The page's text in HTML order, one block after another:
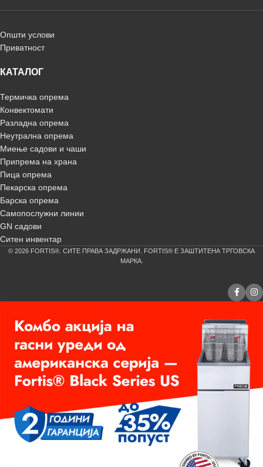
Општи услови
Приватност
КАТАЛОГ
Термичка опрема
Конвектомати
Разладна опрема
Неутрална опрема
Миење садови и чаши
Припрема на храна
Пица опрема
Пекарска опрема
Барска опрема
Самопослужни линии
GN садови
Ситен инвентар
© 2026 FORTIS®. СИТЕ ПРАВА ЗАДРЖАНИ. FORTIS® Е ЗАШТИТЕНА ТРГОВСКА
МАРКА.